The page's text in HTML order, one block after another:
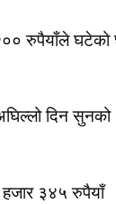
रुपैयाँले घटेको
दिन सुनको
३४५ रुपैयाँ